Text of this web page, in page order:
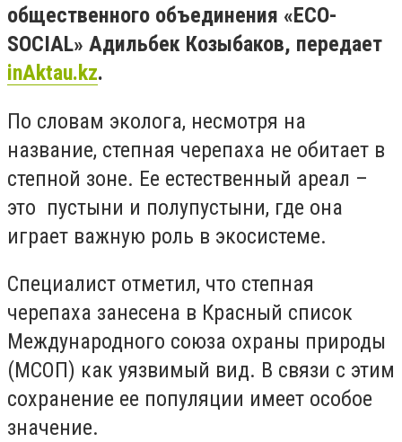
общественного объединения «ECO-
SOCIAL» Адильбек Козыбаков, передает
inAktau.kz.
По словам эколога, несмотря на
название, степная черепаха не обитает в
степной зоне. Ее естественный ареал –
это пустыни и полупустыни, где она
играет важную роль в экосистеме.
Специалист отметил, что степная
черепаха занесена в Красный список
Международного союза охраны природы
(МСОП) как уязвимый вид. В связи с этим
сохранение ее популяции имеет особое
значение.